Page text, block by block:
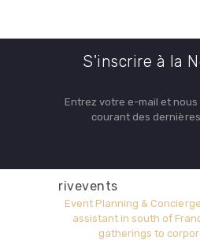
S'inscrire à la
Entrez votre e-mail et
courant des
rivevents
Event Planning &
assistant in south of
gatherings to